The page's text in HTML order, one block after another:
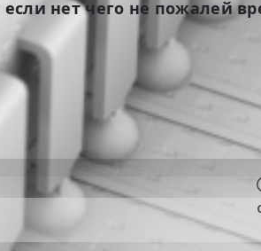
если нет чего не пожалей